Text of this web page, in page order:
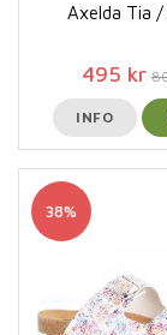
Axelda Tia /
495 kr
INFO
38%